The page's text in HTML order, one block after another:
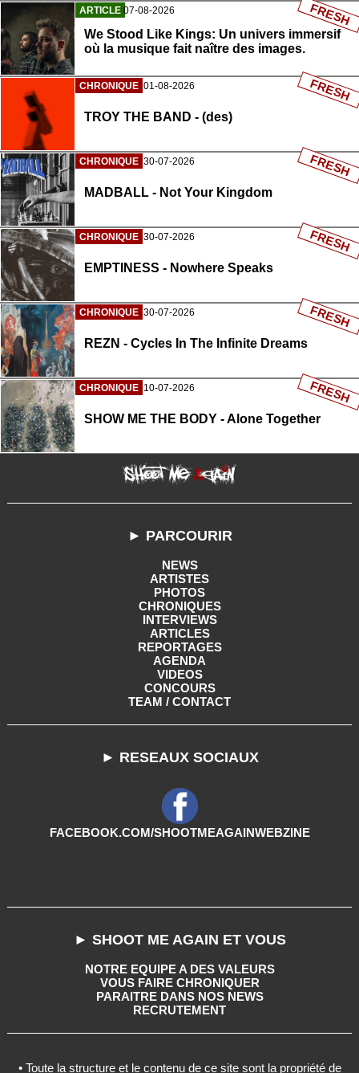
ARTICLE 07-08-2026
We Stood Like Kings: Un univers immersif
où la musique fait naître des images.
FRESH
CHRONIQUE 01-08-2026
TROY THE BAND - (des)
FRESH
CHRONIQUE 30-07-2026
MADBALL - Not Your Kingdom
FRESH
CHRONIQUE 30-07-2026
EMPTINESS - Nowhere Speaks
FRESH
CHRONIQUE 30-07-2026
REZN - Cycles In The Infinite Dreams
FRESH
CHRONIQUE 10-07-2026
SHOW ME THE BODY - Alone Together
FRESH
► PARCOURIR
NEWS
ARTISTES
PHOTOS
CHRONIQUES
INTERVIEWS
ARTICLES
REPORTAGES
AGENDA
VIDEOS
CONCOURS
TEAM / CONTACT
► RESEAUX SOCIAUX
FACEBOOK.COM/SHOOTMEAGAINWEBZINE
► SHOOT ME AGAIN ET VOUS
NOTRE EQUIPE A DES VALEURS
VOUS FAIRE CHRONIQUER
PARAITRE DANS NOS NEWS
RECRUTEMENT
• Toute la structure et le contenu de ce site sont la propriété de